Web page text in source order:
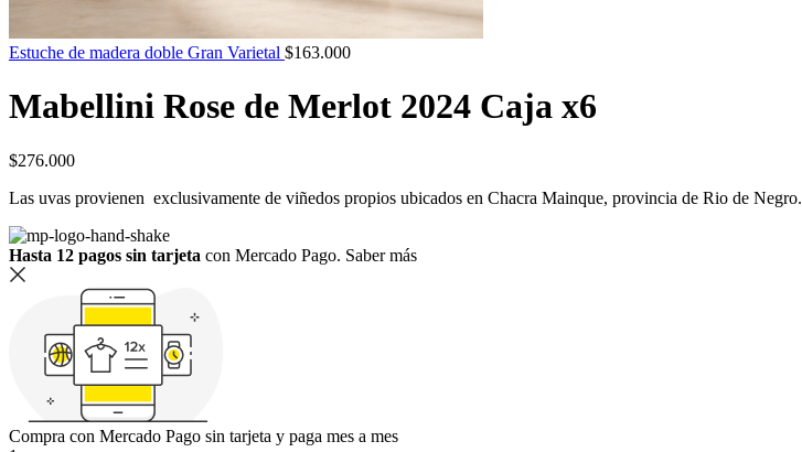
Estuche de madera doble Gran Varietal $163.000
Mabellini Rose de Merlot 2024 Caja x6
$276.000
Las uvas provienen exclusivamente de viñedos propios ubicados en Chacra Mainque, provincia de Rio de Negro.
Hasta 12 pagos sin tarjeta con Mercado Pago. Saber más
Compra con Mercado Pago sin tarjeta y paga mes a mes